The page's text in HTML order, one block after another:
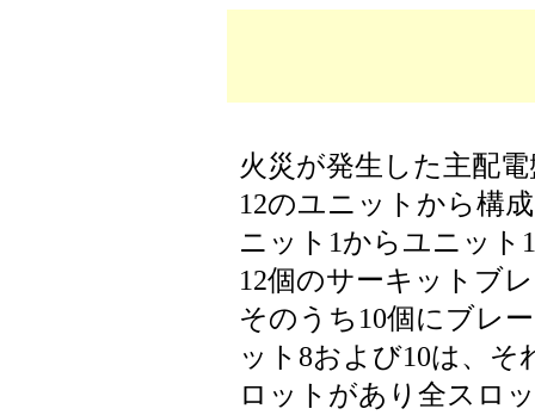
火災が発生した主配
12のユニットから構
ニット1からユニット
12個のサーキットブ
そのうち10個にブレ
ット8および10は、そ
ロットがあり全スロ